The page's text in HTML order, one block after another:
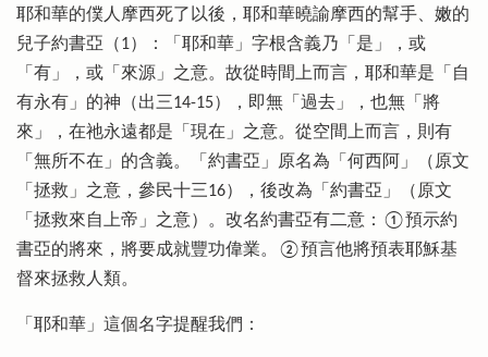
耶和華的僕人摩西死了以後，耶和華曉諭摩西的幫手、嫩的
兒子約書亞（1）：「耶和華」字根含義乃「是」，或
「有」，或「來源」之意。故從時間上而言，耶和華是「自
有永有」的神（出三14-15），即無「過去」，也無「將
來」，在祂永遠都是「現在」之意。從空間上而言，則有
「無所不在」的含義。「約書亞」原名為「何西阿」（原文
「拯救」之意，參民十三16），後改為「約書亞」（原文
「拯救來自上帝」之意）。改名約書亞有二意：①預示約
書亞的將來，將要成就豐功偉業。②預言他將預表耶穌基
督來拯救人類。
「耶和華」這個名字提醒我們：